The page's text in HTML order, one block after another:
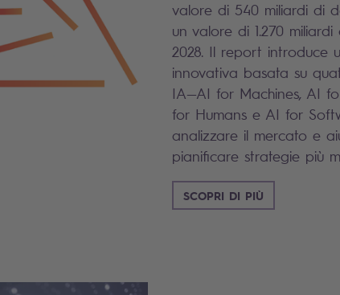
valore di 540 miliardi di
un valore di 1.270
2028. Il report introduce
innovativa basata su
IA—AI for Machines, AI
for Humans e AI for
analizzare il mercato e
pianificare strategie più
SCOPRI DI PIÙ